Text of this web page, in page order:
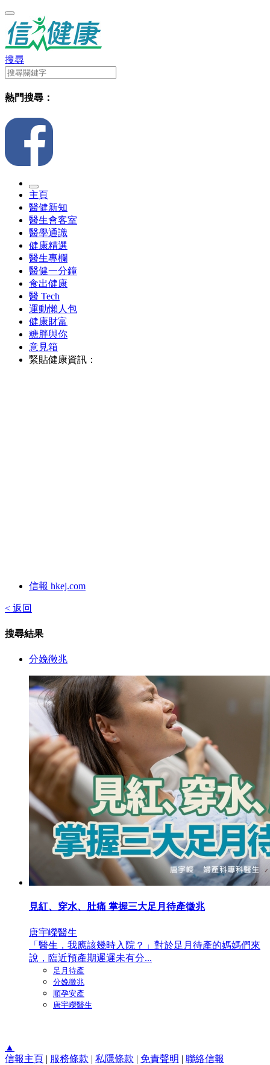
搜尋
熱門搜尋：
主頁
醫健新知
醫生會客室
醫學通識
健康精選
醫生專欄
醫健一分鐘
食出健康
醫 Tech
運動懶人包
健康財富
糖胖與你
意見箱
緊貼健康資訊：
信報 hkej.com
< 返回
搜尋結果
分娩徵兆
見紅、穿水、肚痛 掌握三大足月待產徵兆
唐宇嶸醫生
「醫生，我應該幾時入院？」對於足月待產的媽媽們來
說，臨近預產期遲遲未有分...
足月待產
分娩徵兆
順孕安產
唐宇嶸醫生
▲
信報主頁 | 服務條款 | 私隱條款 | 免責聲明 | 聯絡信報